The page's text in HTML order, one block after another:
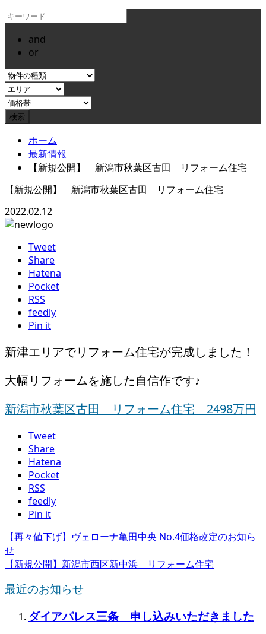
and
or
ホーム
最新情報
【新規公開】 新潟市秋葉区古田 リフォーム住宅
【新規公開】 新潟市秋葉区古田 リフォーム住宅
2022.02.12
Tweet
Share
Hatena
Pocket
RSS
feedly
Pin it
新津エリアでリフォーム住宅が完成しました！
大幅リフォームを施した自信作です♪
新潟市秋葉区古田 リフォーム住宅 2498万円
Tweet
Share
Hatena
Pocket
RSS
feedly
Pin it
【再々値下げ】ヴェローナ亀田中央 No.4価格改定のお知ら
せ
【新規公開】新潟市西区新中浜 リフォーム住宅
最近のお知らせ
ダイアパレス三条 申し込みいただきました